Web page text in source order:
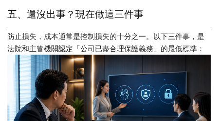
五、還沒出事？現在做這三件事
防止損失，成本通常是控制損失的十分之一。以下三件事，是
法院和主管機關認定「公司已盡合理保護義務」的最低標準：